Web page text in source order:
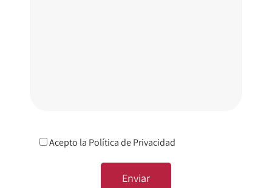
Acepto la Política de Privacidad